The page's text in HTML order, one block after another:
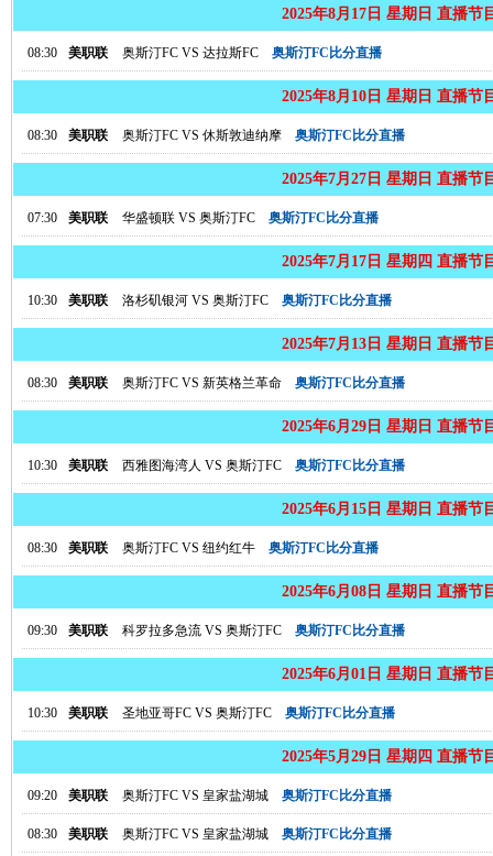
2025年8月17日 星期日 直播节
08:30 美职联 奥斯汀FC VS 达拉斯FC 奥斯汀FC比分直播
2025年8月10日 星期日 直播节
08:30 美职联 奥斯汀FC VS 休斯敦迪纳摩 奥斯汀FC比分直播
2025年7月27日 星期日 直播节
07:30 美职联 华盛顿联 VS 奥斯汀FC 奥斯汀FC比分直播
2025年7月17日 星期四 直播节
10:30 美职联 洛杉矶银河 VS 奥斯汀FC 奥斯汀FC比分直播
2025年7月13日 星期日 直播节
08:30 美职联 奥斯汀FC VS 新英格兰革命 奥斯汀FC比分直播
2025年6月29日 星期日 直播节
10:30 美职联 西雅图海湾人 VS 奥斯汀FC 奥斯汀FC比分直播
2025年6月15日 星期日 直播节
08:30 美职联 奥斯汀FC VS 纽约红牛 奥斯汀FC比分直播
2025年6月08日 星期日 直播节
09:30 美职联 科罗拉多急流 VS 奥斯汀FC 奥斯汀FC比分直播
2025年6月01日 星期日 直播节
10:30 美职联 圣地亚哥FC VS 奥斯汀FC 奥斯汀FC比分直播
2025年5月29日 星期四 直播节
09:20 美职联 奥斯汀FC VS 皇家盐湖城 奥斯汀FC比分直播
08:30 美职联 奥斯汀FC VS 皇家盐湖城 奥斯汀FC比分直播